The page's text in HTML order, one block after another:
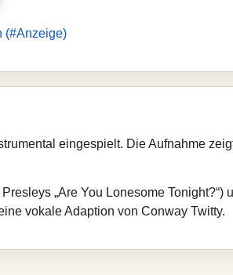
(#Anzeige)
eingespielt. Die Aufnahme
„Are You Lonesome Tonight?“)
vokale Adaption von Conway Twitty.